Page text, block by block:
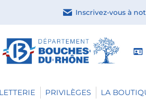
Inscrivez-vous à
PRIVILÈGES LA